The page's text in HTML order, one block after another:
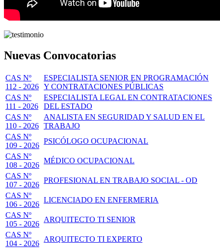
Nuevas Convocatorias
CAS Nº
112 - 2026
ESPECIALISTA SENIOR EN PROGRAMACIÓN
Y CONTRATACIONES PÚBLICAS
CAS Nº
111 - 2026
ESPECIALISTA LEGAL EN CONTRATACIONES
DEL ESTADO
CAS Nº
110 - 2026
ANALISTA EN SEGURIDAD Y SALUD EN EL
TRABAJO
CAS Nº
109 - 2026
PSICÓLOGO OCUPACIONAL
CAS Nº
108 - 2026
MÉDICO OCUPACIONAL
CAS Nº
107 - 2026
PROFESIONAL EN TRABAJO SOCIAL - OD
CAS Nº
106 - 2026
LICENCIADO EN ENFERMERIA
CAS Nº
105 - 2026
ARQUITECTO TI SENIOR
CAS Nº
104 - 2026
ARQUITECTO TI EXPERTO